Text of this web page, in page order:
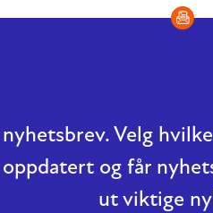
Velg
og får
ut viktige